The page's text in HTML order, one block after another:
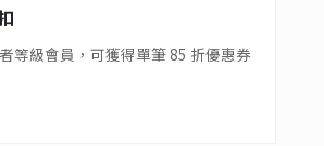
等級會員，可獲得單筆 85 折優惠券